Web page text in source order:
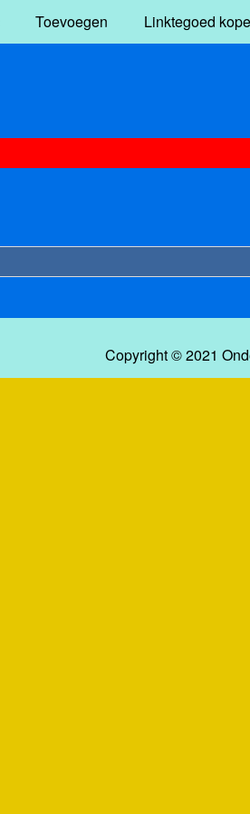
Toevoegen Linktegoed
Copyright © 2021